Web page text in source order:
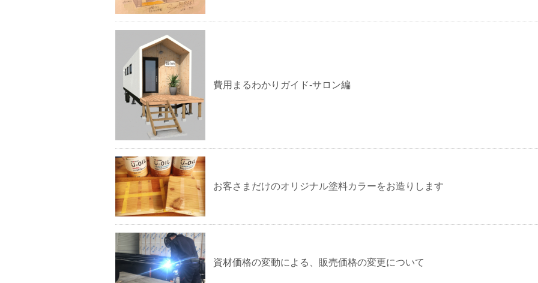
費用まるわかりガイド-サロン編
お客さまだけのオリジナル塗料カラーをお造りします
資材価格の変動による、販売価格の変更について